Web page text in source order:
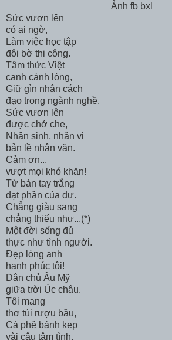
Ảnh fb bxl
Sức vươn lên
có ai ngờ,
Làm việc học tập
đôi bờ thi công.
Tâm thức Việt
canh cánh lòng,
Giữ gìn nhân cách
đạo trong ngành nghề.
Sức vươn lên
được chở che,
Nhân sinh, nhân vị
bản lề nhân văn.
Cảm ơn...
vượt mọi khó khăn!
Từ bàn tay trắng
đạt phần của dư.
Chẳng giàu sang
chẳng thiếu như...(*)
Một đời sống đủ
thực như tình người.
Đẹp lòng anh
hạnh phúc tôi!
Dân chủ Âu Mỹ
giữa trời Úc châu.
Tôi mang
thơ túi rượu bầu,
Cà phê bánh kẹp
vài câu tâm tình.